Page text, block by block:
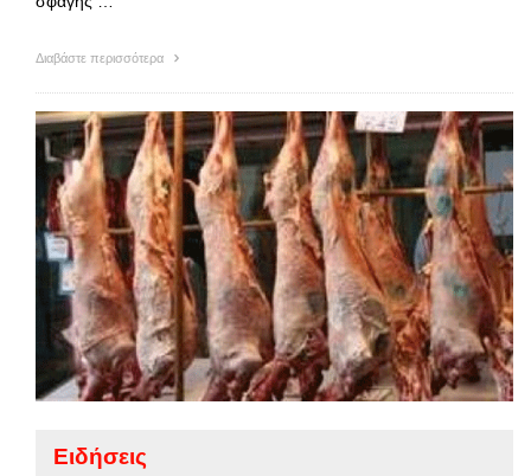
Διαβάστε περισσότερα
Ειδήσεις